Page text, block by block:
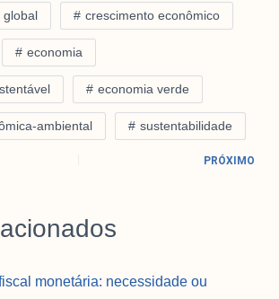
global crescimento econômico
economia
economia verde
ambiental sustentabilidade
PRÓXIMO
monetária: necessidade ou